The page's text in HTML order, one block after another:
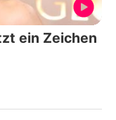
ein Zeichen